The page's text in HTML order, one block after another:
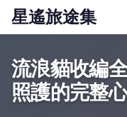
星遙旅途集
流浪貓收編
照護的完整